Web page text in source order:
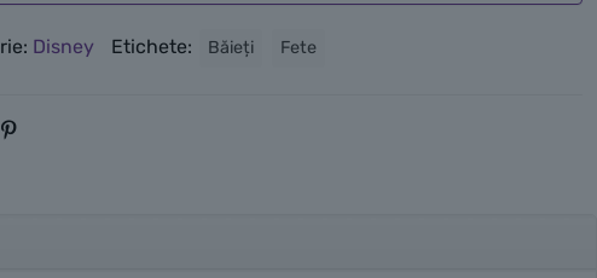
Disney Etichete: Băieți Fete